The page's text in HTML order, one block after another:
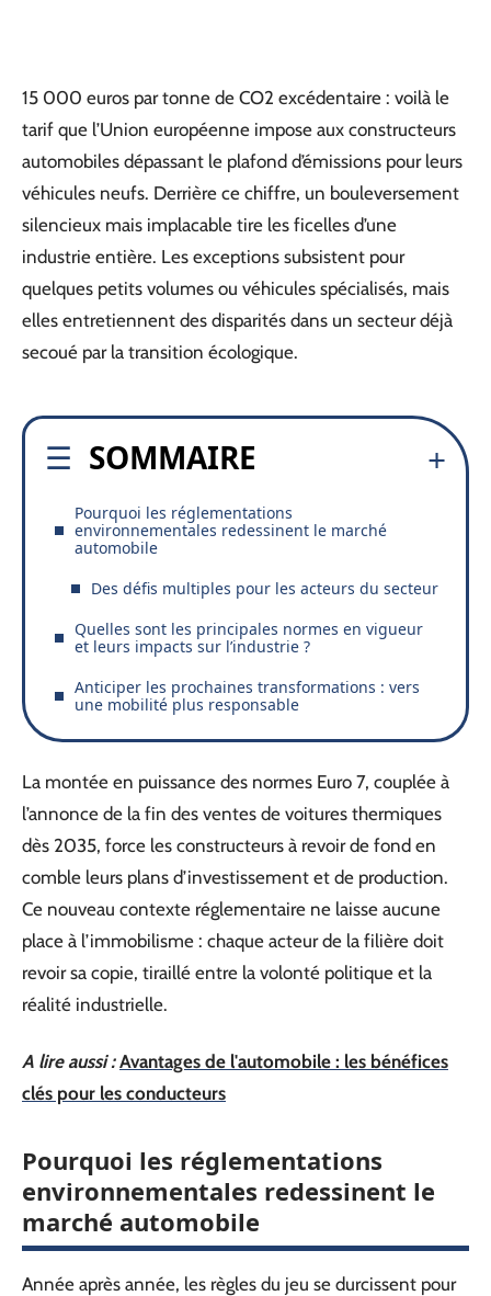
15 000 euros par tonne de CO2 excédentaire : voilà le
tarif que l’Union européenne impose aux constructeurs
automobiles dépassant le plafond d’émissions pour leurs
véhicules neufs. Derrière ce chiffre, un bouleversement
silencieux mais implacable tire les ficelles d’une
industrie entière. Les exceptions subsistent pour
quelques petits volumes ou véhicules spécialisés, mais
elles entretiennent des disparités dans un secteur déjà
secoué par la transition écologique.
SOMMAIRE
Pourquoi les réglementations
environnementales redessinent le marché
automobile
Des défis multiples pour les acteurs du secteur
Quelles sont les principales normes en vigueur
et leurs impacts sur l’industrie ?
Anticiper les prochaines transformations : vers
une mobilité plus responsable
La montée en puissance des normes Euro 7, couplée à
l’annonce de la fin des ventes de voitures thermiques
dès 2035, force les constructeurs à revoir de fond en
comble leurs plans d’investissement et de production.
Ce nouveau contexte réglementaire ne laisse aucune
place à l’immobilisme : chaque acteur de la filière doit
revoir sa copie, tiraillé entre la volonté politique et la
réalité industrielle.
A lire aussi : Avantages de l'automobile : les bénéfices
clés pour les conducteurs
Pourquoi les réglementations
environnementales redessinent le
marché automobile
Année après année, les règles du jeu se durcissent pour